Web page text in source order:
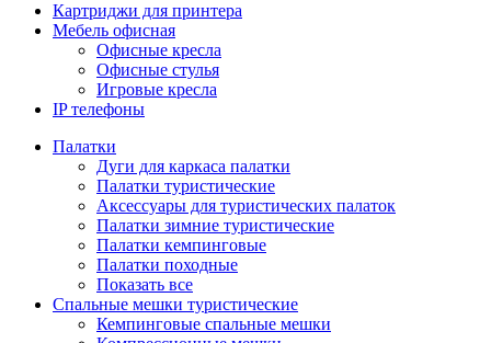
Картриджи для принтера
Мебель офисная
Офисные кресла
Офисные стулья
Игровые кресла
IP телефоны
Палатки
Дуги для каркаса палатки
Палатки туристические
Аксессуары для туристических палаток
Палатки зимние туристические
Палатки кемпинговые
Палатки походные
Показать все
Спальные мешки туристические
Кемпинговые спальные мешки